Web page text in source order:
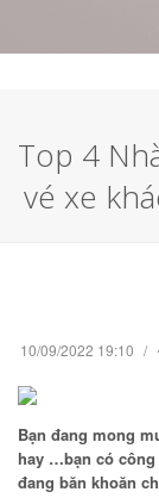
Top 4
vé xe
10/09/2022 19:10
Bạn đang mong
hay …bạn có công
đang băn khoăn